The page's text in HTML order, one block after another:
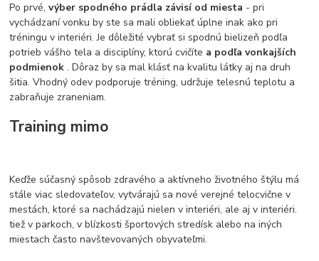
Po prvé,výber spodného prádla závisí od miesta - pri
vychádzaní vonku by ste sa mali obliekať úplne inak ako pri
tréningu v interiéri. Je dôležité vybrať si spodnú bielizeň podľa
potrieb vášho tela a disciplíny, ktorú cvičíte a podľa vonkajších
podmienok. Dôraz by sa mal klásť na kvalitu látky aj na druh
šitia. Vhodný odev podporuje tréning, udržuje telesnú teplotu a
zabraňuje zraneniam.
Training mimo
Keďže súčasný spôsob zdravého a aktívneho životného štýlu má
stále viac sledovateľov, vytvárajú sa nové verejné telocvične v
mestách, ktoré sa nachádzajú nielen v interiéri, ale aj v interiéri.
tiež v parkoch, v blízkosti športových stredísk alebo na iných
miestach často navštevovaných obyvateľmi.